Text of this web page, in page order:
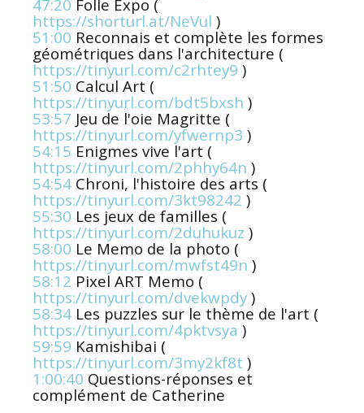
47:20 Folle Expo (
https://shorturl.at/NeVul )
51:00 Reconnais et complète les formes
géométriques dans l'architecture (
https://tinyurl.com/c2rhtey9 )
51:50 Calcul Art (
https://tinyurl.com/bdt5bxsh )
53:57 Jeu de l'oie Magritte (
https://tinyurl.com/yfwernp3 )
54:15 Enigmes vive l'art (
https://tinyurl.com/2phhy64n )
54:54 Chroni, l'histoire des arts (
https://tinyurl.com/3kt98242 )
55:30 Les jeux de familles (
https://tinyurl.com/2duhukuz )
58:00 Le Memo de la photo (
https://tinyurl.com/mwfst49n )
58:12 Pixel ART Memo (
https://tinyurl.com/dvekwpdy )
58:34 Les puzzles sur le thème de l'art (
https://tinyurl.com/4pktvsya )
59:59 Kamishibai (
https://tinyurl.com/3my2kf8t )
1:00:40 Questions-réponses et
complément de Catherine